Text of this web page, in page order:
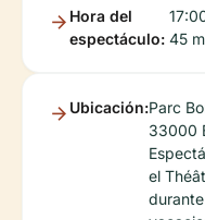
Hora del
espectáculo: 45
Ubicación:Parc
33000
el